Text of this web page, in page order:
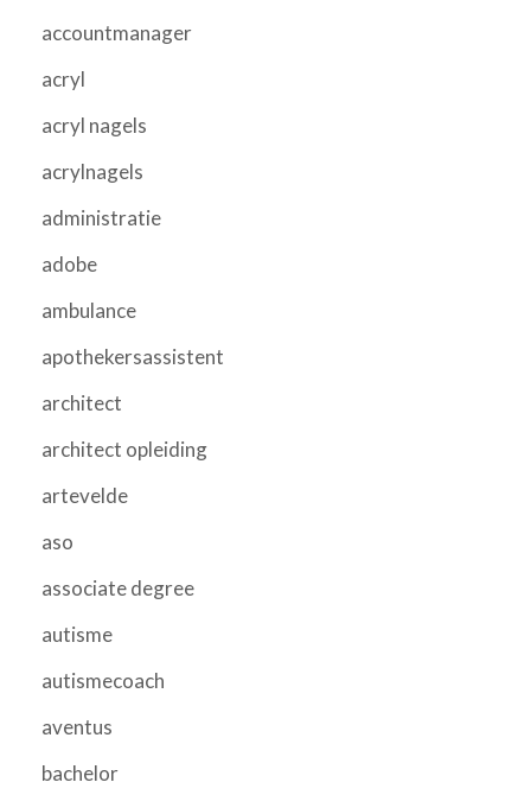
accountmanager
acryl
acryl nagels
acrylnagels
administratie
adobe
ambulance
apothekersassistent
architect
architect opleiding
artevelde
aso
associate degree
autisme
autismecoach
aventus
bachelor